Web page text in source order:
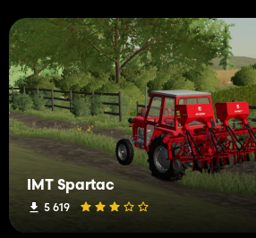
IMT Spartac
5 619